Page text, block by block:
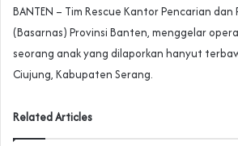
BANTEN – Tim Rescue Kantor Pencarian
(Basarnas) Provinsi Banten, menggelar
seorang anak yang dilaporkan hanyut
Ciujung, Kabupaten Serang.
Related Articles